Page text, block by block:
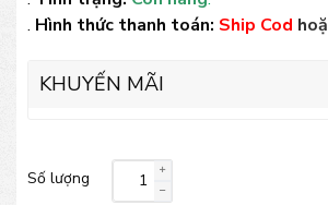
. Hình thức thanh toán: Ship Cod
KHUYẾN MÃI
Số lượng
Bộ